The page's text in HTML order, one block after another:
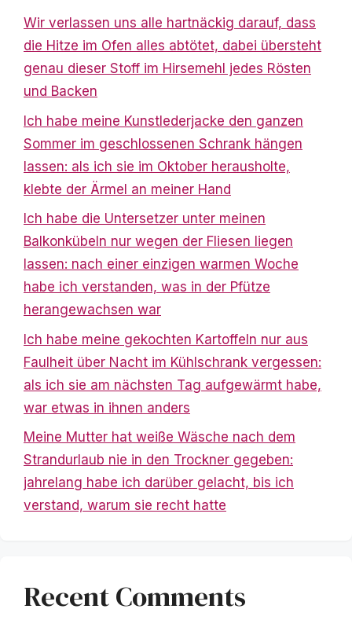
Wir verlassen uns alle hartnäckig darauf, dass
die Hitze im Ofen alles abtötet, dabei übersteht
genau dieser Stoff im Hirsemehl jedes Rösten
und Backen
Ich habe meine Kunstlederjacke den ganzen
Sommer im geschlossenen Schrank hängen
lassen: als ich sie im Oktober herausholte,
klebte der Ärmel an meiner Hand
Ich habe die Untersetzer unter meinen
Balkonkübeln nur wegen der Fliesen liegen
lassen: nach einer einzigen warmen Woche
habe ich verstanden, was in der Pfütze
herangewachsen war
Ich habe meine gekochten Kartoffeln nur aus
Faulheit über Nacht im Kühlschrank vergessen:
als ich sie am nächsten Tag aufgewärmt habe,
war etwas in ihnen anders
Meine Mutter hat weiße Wäsche nach dem
Strandurlaub nie in den Trockner gegeben:
jahrelang habe ich darüber gelacht, bis ich
verstand, warum sie recht hatte
Recent Comments